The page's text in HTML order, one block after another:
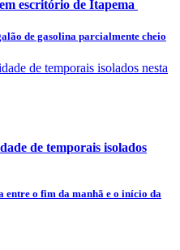
escritório de Itapema
de gasolina parcialmente cheio
de temporais isolados
entre o fim da manhã e o início da